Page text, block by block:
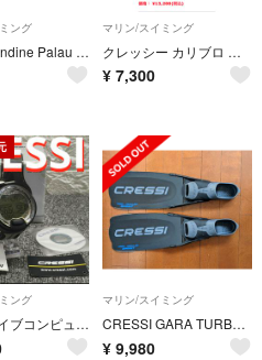
ング
Cressi Rondine Palau XS/S フィン・ケース付！②
マリン/スイミング
クレッシー カリブロ スノーケル マスク アーミーグリーン
¥ 7,300
ング
動作品 ダイブコンピュータ CRESSI LEONARDO デジタル 腕時計
マリン/スイミング
CRESSI GARA TURBO SPRINT フィン EU40/41 美品
¥ 9,980